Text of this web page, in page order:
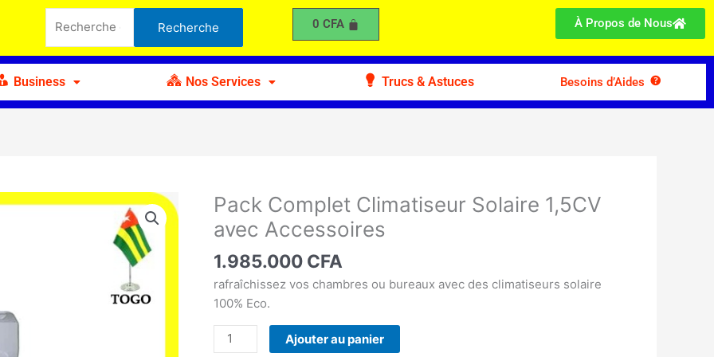
pour :
Recherche 0 CFA À Propos de Nous
Business Nos Services Trucs & Astuces Besoins d’Aides
Pack Complet Climatiseur Solaire 1,5CV
avec Accessoires
1.985.000 CFA
rafraîchissez vos chambres ou bureaux avec des climatiseurs solaire
100% Eco.
quantité
Pack
Complet
Climatiseur
Solaire
avec
Accessoires
Ajouter au panier
Climatiseur
1,5CV
avec